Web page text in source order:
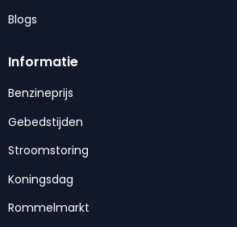
Blogs
Informatie
Benzineprijs
Gebedstijden
Stroomstoring
Koningsdag
Rommelmarkt